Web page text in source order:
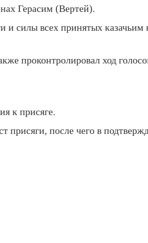
Герасим (Вертей).
и силы всех принятых казачьим
проконтролировал ход
к присяге.
присяги, после чего в